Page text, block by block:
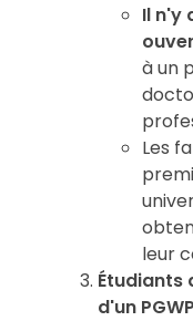
Il n'y
à un
Les
leur
Étudiants
d'un PGWP